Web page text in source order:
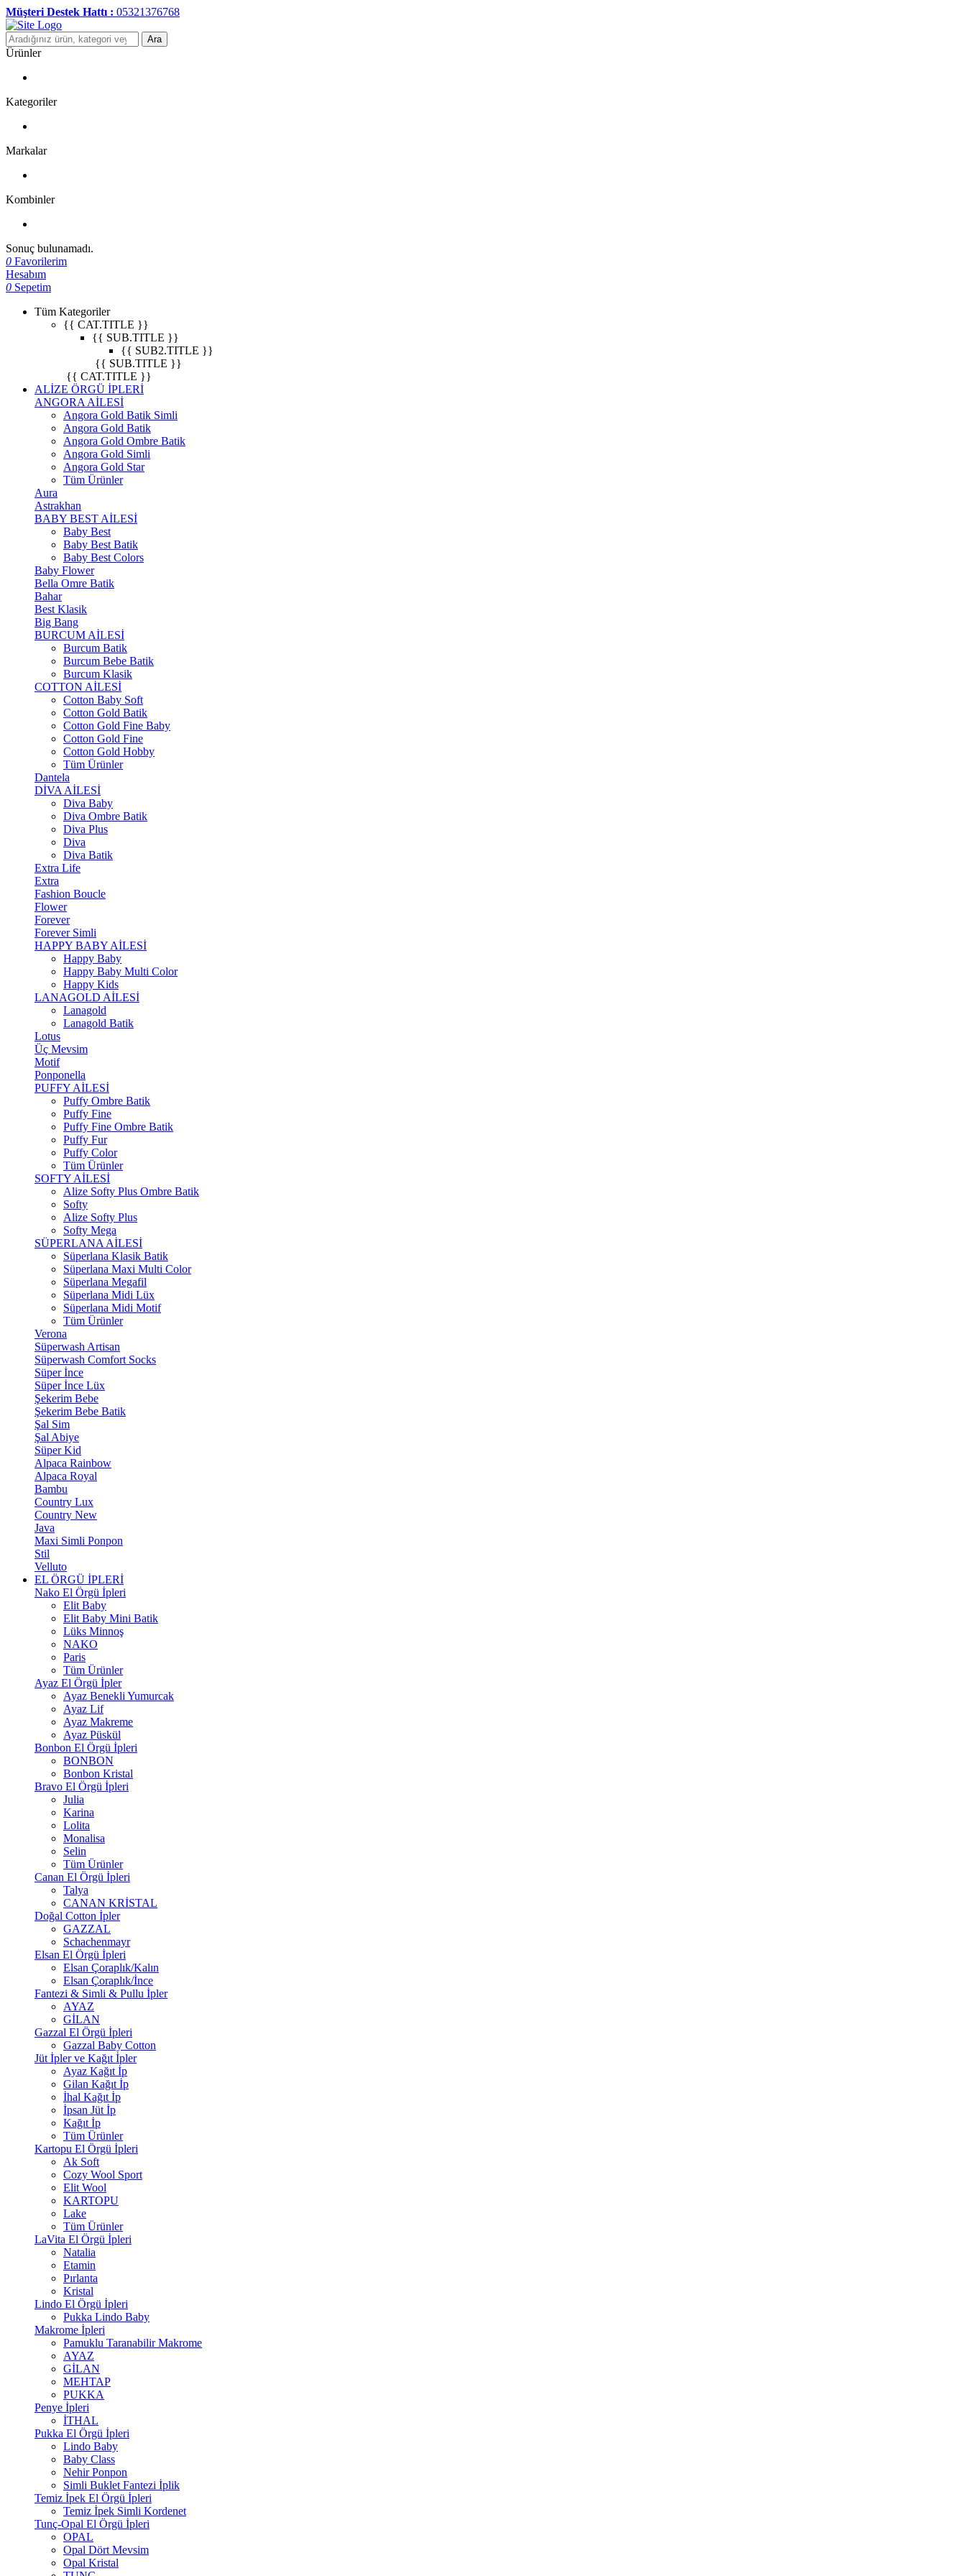
Müşteri Destek Hattı : 05321376768
Ara
Ürünler
Kategoriler
Markalar
Kombinler
Sonuç bulunamadı.
0 Favorilerim
Hesabım
0 Sepetim
Tüm Kategoriler
{{ CAT.TITLE }}
{{ SUB.TITLE }}
{{ SUB2.TITLE }}
{{ SUB.TITLE }}
{{ CAT.TITLE }}
ALİZE ÖRGÜ İPLERİ
ANGORA AİLESİ
Angora Gold Batik Simli
Angora Gold Batik
Angora Gold Ombre Batik
Angora Gold Simli
Angora Gold Star
Tüm Ürünler
Aura
Astrakhan
BABY BEST AİLESİ
Baby Best
Baby Best Batik
Baby Best Colors
Baby Flower
Bella Omre Batik
Bahar
Best Klasik
Big Bang
BURCUM AİLESİ
Burcum Batik
Burcum Bebe Batik
Burcum Klasik
COTTON AİLESİ
Cotton Baby Soft
Cotton Gold Batik
Cotton Gold Fine Baby
Cotton Gold Fine
Cotton Gold Hobby
Tüm Ürünler
Dantela
DİVA AİLESİ
Diva Baby
Diva Ombre Batik
Diva Plus
Diva
Diva Batik
Extra Life
Extra
Fashion Boucle
Flower
Forever
Forever Simli
HAPPY BABY AİLESİ
Happy Baby
Happy Baby Multi Color
Happy Kids
LANAGOLD AİLESİ
Lanagold
Lanagold Batik
Lotus
Üç Mevsim
Motif
Ponponella
PUFFY AİLESİ
Puffy Ombre Batik
Puffy Fine
Puffy Fine Ombre Batik
Puffy Fur
Puffy Color
Tüm Ürünler
SOFTY AİLESİ
Alize Softy Plus Ombre Batik
Softy
Alize Softy Plus
Softy Mega
SÜPERLANA AİLESİ
Süperlana Klasik Batik
Süperlana Maxi Multi Color
Süperlana Megafil
Süperlana Midi Lüx
Süperlana Midi Motif
Tüm Ürünler
Verona
Süperwash Artisan
Süperwash Comfort Socks
Süper İnce
Süper İnce Lüx
Şekerim Bebe
Şekerim Bebe Batik
Şal Sim
Şal Abiye
Süper Kid
Alpaca Rainbow
Alpaca Royal
Bambu
Country Lux
Country New
Java
Maxi Simli Ponpon
Stil
Velluto
EL ÖRGÜ İPLERİ
Nako El Örgü İpleri
Elit Baby
Elit Baby Mini Batik
Lüks Minnoş
NAKO
Paris
Tüm Ürünler
Ayaz El Örgü İpler
Ayaz Benekli Yumurcak
Ayaz Lif
Ayaz Makreme
Ayaz Püskül
Bonbon El Örgü İpleri
BONBON
Bonbon Kristal
Bravo El Örgü İpleri
Julia
Karina
Lolita
Monalisa
Selin
Tüm Ürünler
Canan El Örgü İpleri
Talya
CANAN KRİSTAL
Doğal Cotton İpler
GAZZAL
Schachenmayr
Elsan El Örgü İpleri
Elsan Çoraplık/Kalın
Elsan Çoraplık/İnce
Fantezi & Simli & Pullu İpler
AYAZ
GİLAN
Gazzal El Örgü İpleri
Gazzal Baby Cotton
Jüt İpler ve Kağıt İpler
Ayaz Kağıt İp
Gilan Kağıt İp
İhal Kağıt İp
İpsan Jüt İp
Kağıt İp
Tüm Ürünler
Kartopu El Örgü İpleri
Ak Soft
Cozy Wool Sport
Elit Wool
KARTOPU
Lake
Tüm Ürünler
LaVita El Örgü İpleri
Natalia
Etamin
Pırlanta
Kristal
Lindo El Örgü İpleri
Pukka Lindo Baby
Makrome İpleri
Pamuklu Taranabilir Makrome
AYAZ
GİLAN
MEHTAP
PUKKA
Penye İpleri
İTHAL
Pukka El Örgü İpleri
Lindo Baby
Baby Class
Nehir Ponpon
Simli Buklet Fantezi İplik
Temiz İpek El Örgü İpleri
Temiz İpek Simli Kordenet
Tunç-Opal El Örgü İpleri
OPAL
Opal Dört Mevsim
Opal Kristal